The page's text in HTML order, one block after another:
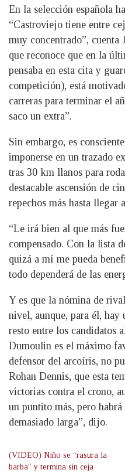
En la sele­cción española
“Castroviejo tiene entre
muy concentrado”,
que reconoce que en la
pensaba en esta cita y
competición), está
carreras para terminar el
saco un extra”.
Sin embargo, es
imponerse en un trazado
tras 30 km llanos para
destacable ascensión de
repechos más hasta llegar
“Le irá bien al que más
compensado. Con la lista
quizá a mí me pueda
todo dependerá de las
Y es que la nómina de
nivel, aunque, para él,
resto entre los candidatos
Dumoulin es el máximo
defensor del arcoíris, no
Rohan Dennis, que esta
victorias contra el crono,
un puntito más, pero
demasiado larga”, dijo.
(VIDEO) Niño se “rasura la
barba” y termina sin ceja